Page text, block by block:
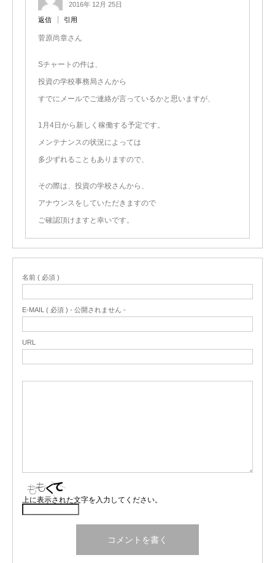
2016年 12月 25日
返信 引用
菅原尚章さん
Sチャートの件は、
投資の学校事務局さんから
すでにメールでご連絡が言っているかと思いますが、
1月4日から新しく稼働する予定です。
メンテナンスの状況によっては
多少ずれることもありますので、
その際は、投資の学校さんから、
アナウンスをしていただきますので
ご確認頂けますと幸いです。
名前 ( 必須 )
E-MAIL ( 必須 ) - 公開されません -
URL
上に表示された文字を入力してください。